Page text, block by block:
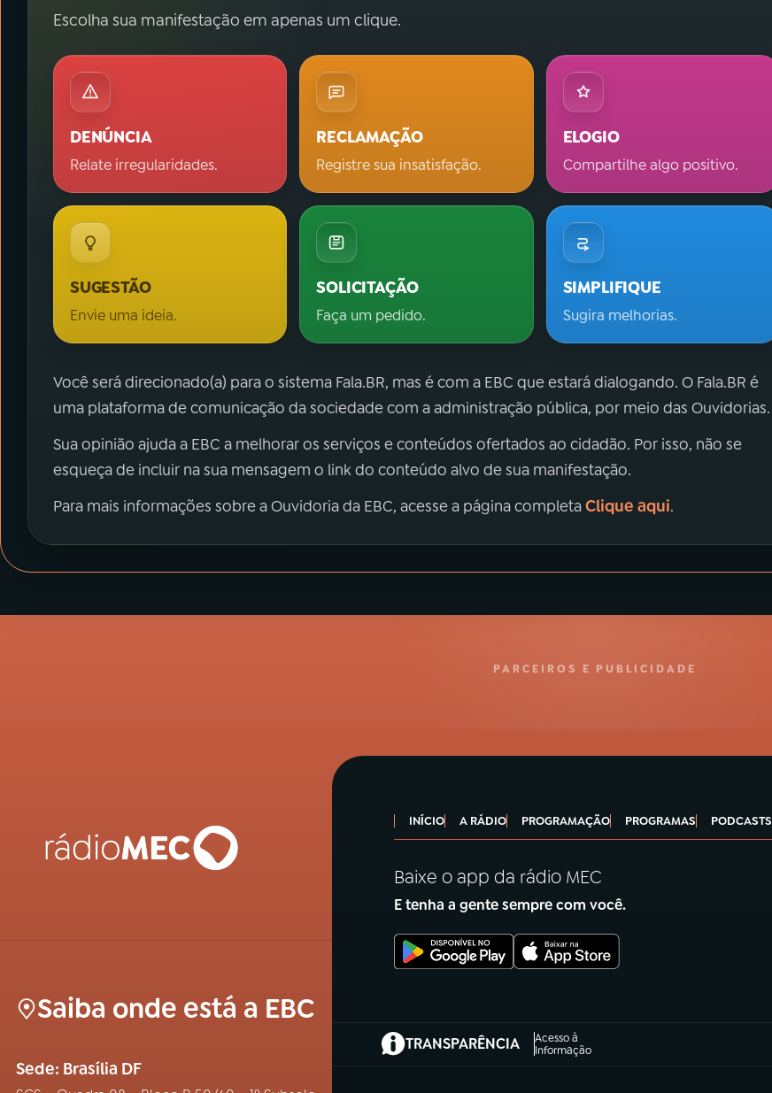
Escolha sua manifestação em apenas um clique.
DENÚNCIA
Relate irregularidades.
RECLAMAÇÃO
Registre sua insatisfação.
ELOGIO
Compartilhe algo positivo.
SUGESTÃO
Envie uma ideia.
SOLICITAÇÃO
Faça um pedido.
SIMPLIFIQUE
Sugira melhorias.
Você será direcionado(a) para o sistema Fala.BR, mas é com a EBC que estará dialogando. O Fala.BR é
uma plataforma de comunicação da sociedade com a administração pública, por meio das Ouvidorias.
Sua opinião ajuda a EBC a melhorar os serviços e conteúdos ofertados ao cidadão. Por isso, não se
esqueça de incluir na sua mensagem o link do conteúdo alvo de sua manifestação.
Para mais informações sobre a Ouvidoria da EBC, acesse a página completaClique aqui.
PARCEIROS E PUBLICIDADE
Saiba onde está a EBC
Sede: Brasília DF
INÍCIO A RÁDIO PROGRAMAÇÃO PROGRAMAS PODCASTS
Baixe o app da rádio MEC
E tenha a gente sempre com você.
TRANSPARÊNCIA
Acesso à
Informação
(abre em nova aba)